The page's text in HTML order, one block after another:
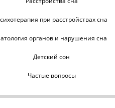
при расстройствах сна
органов и нарушения сна
Детский сон
Частые вопросы